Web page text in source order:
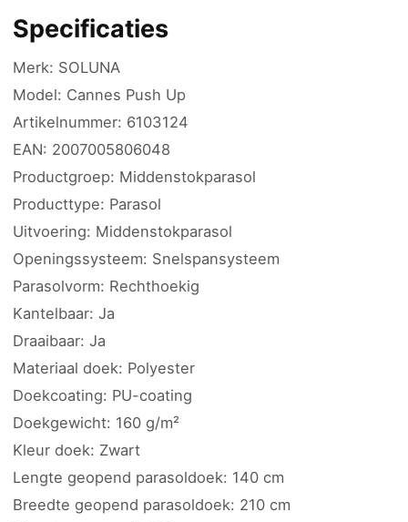
Specificaties
Merk: SOLUNA
Model: Cannes Push Up
Artikelnummer: 6103124
EAN: 2007005806048
Productgroep: Middenstokparasol
Producttype: Parasol
Uitvoering: Middenstokparasol
Openingssysteem: Snelspansysteem
Parasolvorm: Rechthoekig
Kantelbaar: Ja
Draaibaar: Ja
Materiaal doek: Polyester
Doekcoating: PU-coating
Doekgewicht: 160 g/m²
Kleur doek: Zwart
Lengte geopend parasoldoek: 140 cm
Breedte geopend parasoldoek: 210 cm